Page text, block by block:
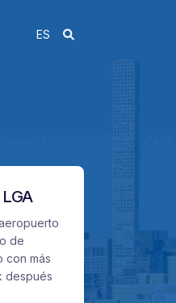
ES
de
con más
después